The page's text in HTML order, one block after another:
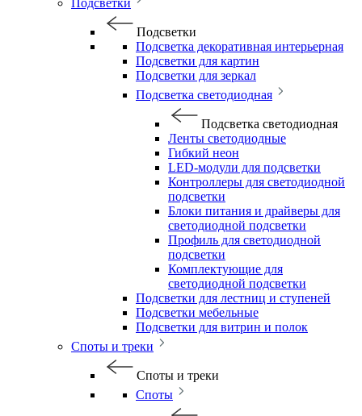
Подсветки
Подсветки
Подсветка декоративная интерьерная
Подсветки для картин
Подсветки для зеркал
Подсветка светодиодная
Подсветка светодиодная
Ленты светодиодные
Гибкий неон
LED-модули для подсветки
Контроллеры для светодиодной
подсветки
Блоки питания и драйверы для
светодиодной подсветки
Профиль для светодиодной
подсветки
Комплектующие для
светодиодной подсветки
Подсветки для лестниц и ступеней
Подсветки мебельные
Подсветки для витрин и полок
Споты и треки
Споты и треки
Споты